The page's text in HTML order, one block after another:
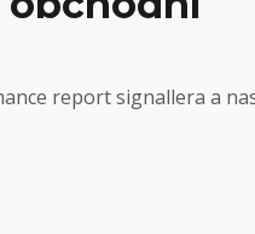
report signallera a